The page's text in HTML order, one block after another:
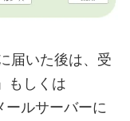
届いた後は、受
もしくは
ールサーバーに